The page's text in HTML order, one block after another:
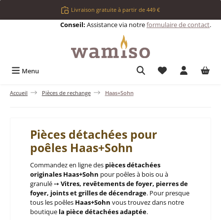
Passer au contenu principalLivraison gratuite à partir de 449 €
Conseil: Assistance via notreformulaire de contact.
Menu Vous avez 0
Accueil Pièces de rechange Haas+Sohn
Pièces détachées pour
poêles Haas+Sohn
Commandez en ligne des pièces détachées
originales Haas+Sohn pour poêles à bois ou à
granulé ➙ Vitres, revêtements de foyer, pierres de
foyer, joints et grilles de décendrage. Pour presque
tous les poêles Haas+Sohn vous trouvez dans notre
boutique la pièce détachées adaptée.